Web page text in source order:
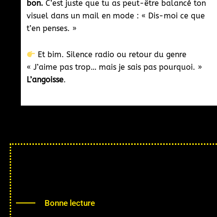
bon. C’est juste que tu as peut-être balancé ton
visuel dans un mail en mode : « Dis-moi ce que
t’en penses. »
Et bim. Silence radio ou retour du genre
« J’aime pas trop… mais je sais pas pourquoi. »
L’angoisse.
Bonne lecture